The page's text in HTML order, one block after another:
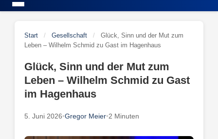
Start / Gesellschaft /
Glück, Sinn und der Mut zum
Leben – Wilhelm Schmid zu Gast im Hagenhaus
Glück, Sinn und der Mut zum
Leben – Wilhelm Schmid zu Gast
im Hagenhaus
5. Juni 2026•Gregor Meier•2 Minuten